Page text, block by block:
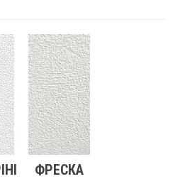
ФРЕСКА